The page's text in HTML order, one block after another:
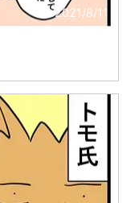
2021/8/11